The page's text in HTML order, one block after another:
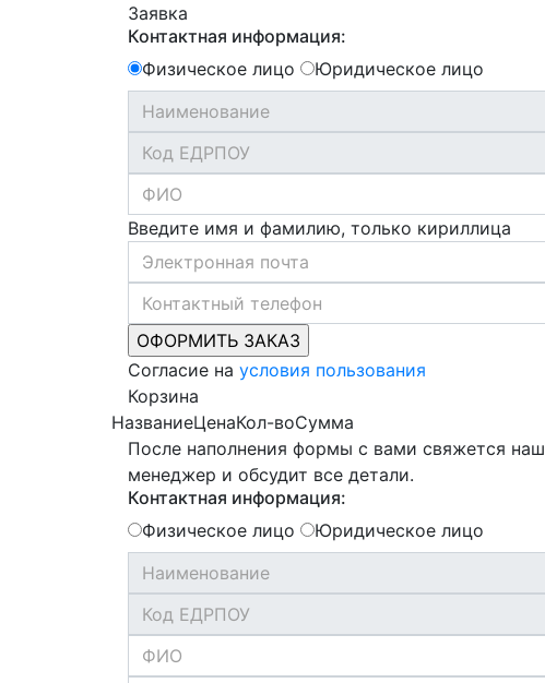
Заявка
Контактная информация:
Физическое лицо
Юридическое лицо
Введите имя и фамилию, только кириллица
Согласие на условия пользования
Корзина
НазваниеЦенаКол-воСумма
После наполнения формы с вами свяжется наш
менеджер и обсудит все детали.
Контактная информация:
Физическое лицо
Юридическое лицо